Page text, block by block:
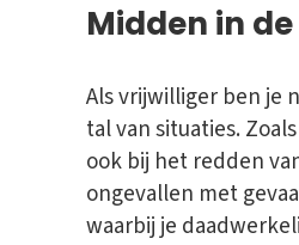
Midden in
Als vrijwilliger ben je
tal van situaties.
ook bij het redden
ongevallen met
waarbij je